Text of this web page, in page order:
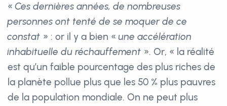
«Ces dernières années, de nombreuses
personnes ont tenté de se moquer de ce
constat » : or il y a bien «une accélération
inhabituelle du réchauffement ». Or, « la réalité
est qu’un faible pourcentage des plus riches de
la planète pollue plus que les 50 % plus pauvres
de la population mondiale. On ne peut plus